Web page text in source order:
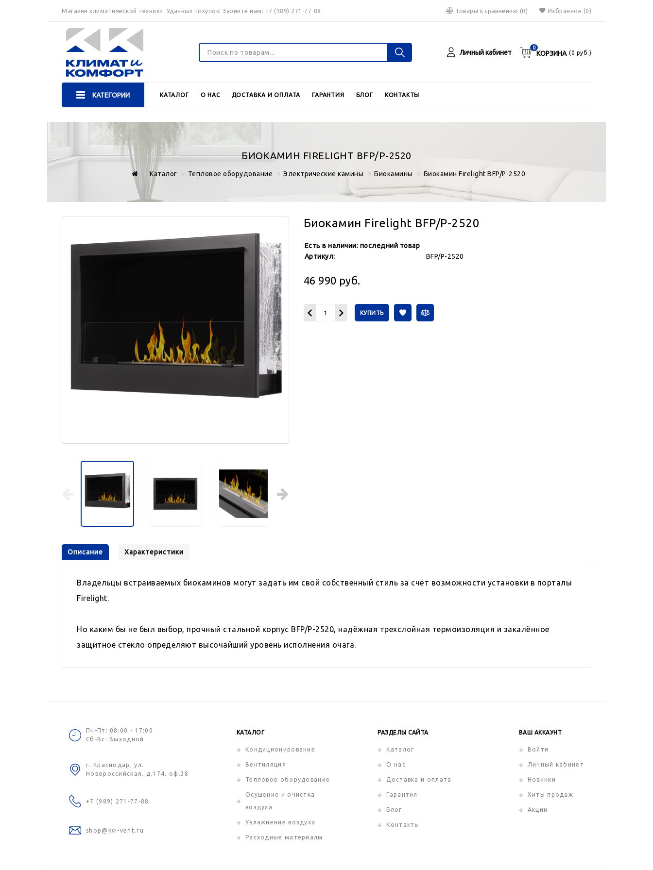
Магазин климатической техники. Удачных покупок! Звоните нам: +7 (989) 271-77-88 Товары к сравнению (0) Избранное (0)
Личный кабинет КОРЗИНА
0
(0 руб.)
КАТЕГОРИИ КАТАЛОГ О НАС ДОСТАВКА И ОПЛАТА ГАРАНТИЯ БЛОГ КОНТАКТЫ
БИОКАМИН FIRELIGHT BFP/P-2520
Каталог Тепловое оборудование Электрические камины Биокамины Биокамин Firelight BFP/P-2520
Биокамин Firelight BFP/P-2520
Есть в наличии: последний товар
Артикул:
BFP/P-2520
46 990 руб.
КУПИТЬ
Описание Характеристики
Владельцы встраиваемых биокаминов могут задать им свой собственный стиль за счёт возможности установки в порталы
Firelight.
Но каким бы не был выбор, прочный стальной корпус BFP/P-2520, надёжная трехслойная термоизоляция и закалённое
защитное стекло определяют высочайший уровень исполнения очага.
Пн-Пт: 08:00 - 17:00
Сб-Вс: Выходной
г. Краснодар, ул.
Новороссийская, д.174, оф.38
+7 (989) 271-77-88
shop@kvi-vent.ru
КАТАЛОГ
Кондиционирование
Вентиляция
Тепловое оборудование
Осушение и очистка
воздуха
Увлажнение воздуха
Расходные материалы
РАЗДЕЛЫ САЙТА
Каталог
О нас
Доставка и оплата
Гарантия
Блог
Контакты
ВАШ АККАУНТ
Войти
Личный кабинет
Новинки
Хиты продаж
Акции